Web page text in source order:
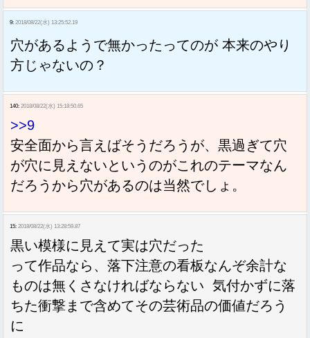
9: 2018/08/22(水) 13:25:52.19
穴があるようで無かったってのが 本来のやり
方じゃないの？
140: 2018/08/22(水) 15:18:50.65
>>9
安全面から言えばそうだろうが、黒過ぎて穴
が穴に見えないというのがこれのテーマなん
だろうから穴があるのは当然でしょ。
15: 2018/08/22(水) 13:28:59.87
黒い模様に見えて実は穴だった
って作品なら、落下注意の看板なんぞ余計な
ものは無くさなければならない 気付かずに落
ちた衝撃まで含めてその芸術品の価値だろう
に